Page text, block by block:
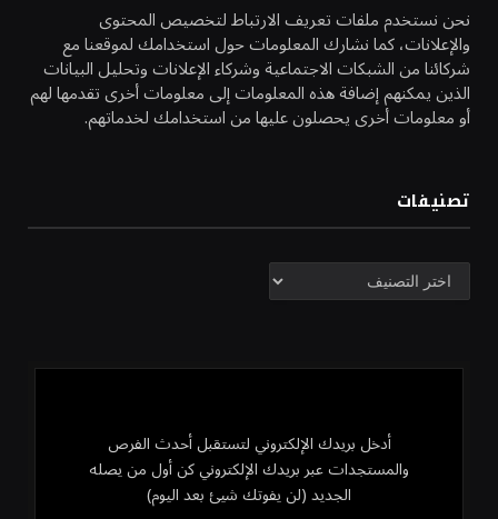
نحن نستخدم ملفات تعريف الارتباط لتخصيص المحتوى
والإعلانات، كما نشارك المعلومات حول استخدامك لموقعنا مع
شركائنا من الشبكات الاجتماعية وشركاء الإعلانات وتحليل البيانات
الذين يمكنهم إضافة هذه المعلومات إلى معلومات أخرى تقدمها لهم
أو معلومات أخرى يحصلون عليها من استخدامك لخدماتهم.
تصنيفات
تصنيفات
أدخل بريدك الإلكتروني لتستقبل أحدث الفرص
والمستجدات عبر بريدك الإلكتروني كن أول من يصله
الجديد (لن يفوتك شيئ بعد اليوم)